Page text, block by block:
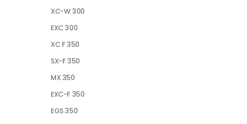
XC-W 300
EXC 300
XC F 350
SX-F 350
MX 350
EXC-F 350
EGS 350